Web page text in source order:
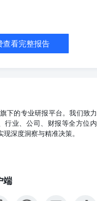
查看完整报告
下的专业研报平台。我们致力
行业、公司、财报等全方位内
深度洞察与精准决策。
端